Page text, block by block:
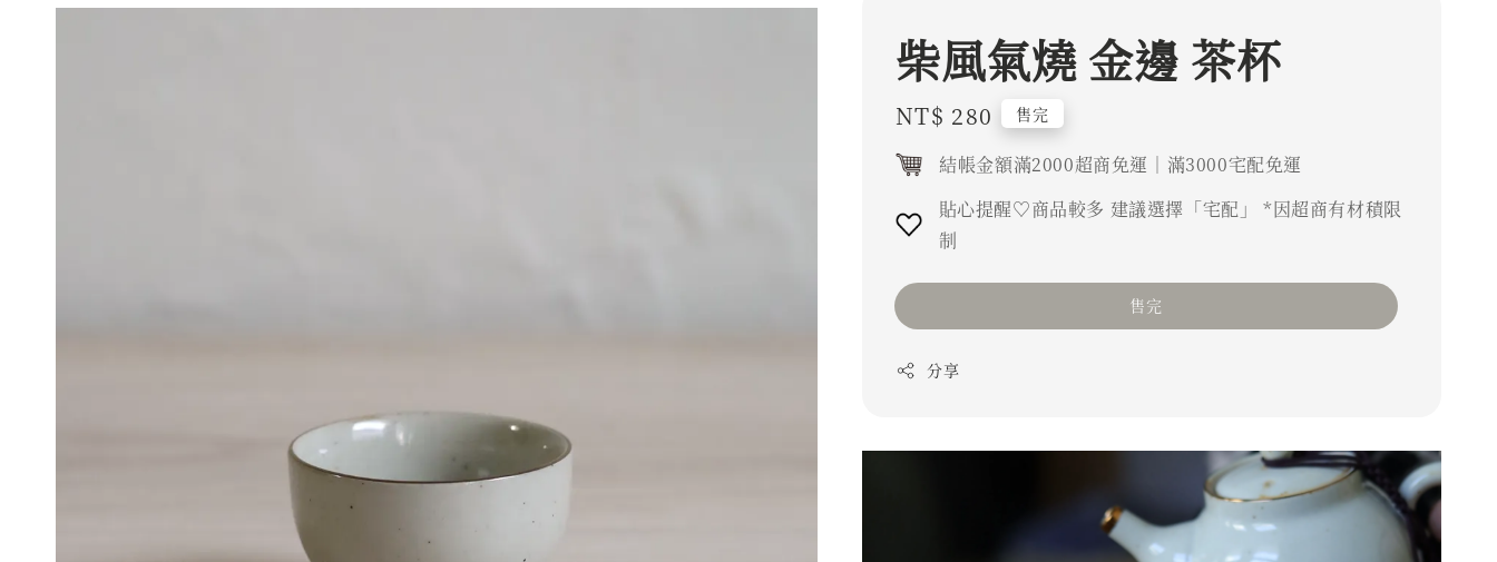
柴風氣燒 金邊 茶杯
Regular
price
NT$ 280 售完
結帳金額滿2000超商免運｜滿3000宅配免運
貼心提醒♡商品較多 建議選擇「宅配」 *因超商有材積限
制
售完
分享